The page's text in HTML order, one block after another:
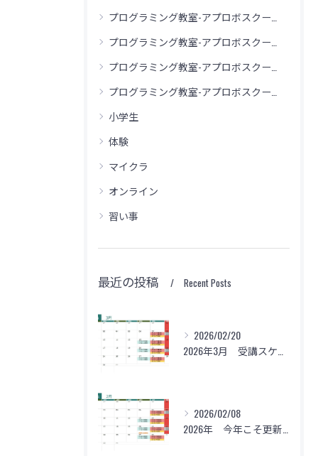
プログラミング教室-アプロボスクール 加古川別府校
プログラミング教室-アプロボスクール 神戸舞多聞校
プログラミング教室-アプロボスクール 神戸玉津校
プログラミング教室-アプロボスクール 西神中央校
小学生
体験
マイクラ
オンライン
習い事
最近の投稿 Recent Posts
2026/02/20
2026/02/08
無料体験のご予約はこちら
無料体験のご予約はこちら
無料体験のご予約はこちら